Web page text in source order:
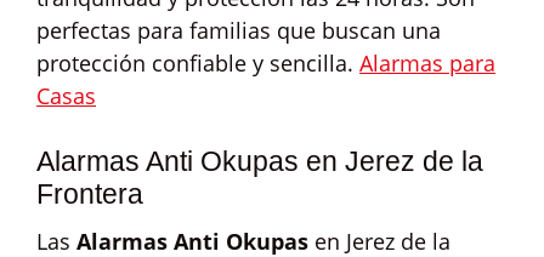
perfectas para familias que buscan una
protección confiable y sencilla. Alarmas para
Casas
Alarmas Anti Okupas en Jerez de la
Frontera
Las Alarmas Anti Okupas en Jerez de la